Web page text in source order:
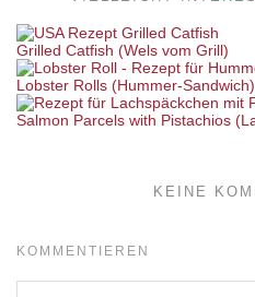
Grilled Catfish (Wels vom Grill)
Lobster Rolls (Hummer-Sandwich)
Salmon Parcels with Pistachios
KEINE
KOMMENTIEREN